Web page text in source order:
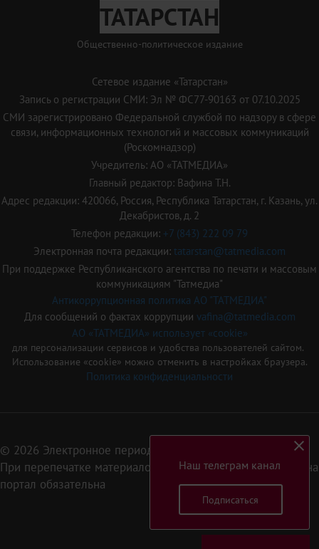
ТАТАРСТАН
Общественно-политическое издание
Сетевое издание «Татарстан»
Запись о регистрации СМИ: Эл № ФС77-90163 от 07.10.2025
СМИ зарегистрировано Федеральной службой по надзору в сфере
связи, информационных технологий и массовых коммуникаций
(Роскомнадзор)
Учредитель: АО «ТАТМЕДИА»
Главный редактор: Вафина Т.Н.
Адрес редакции: 420066, Россия, Республика Татарстан, г. Казань, ул.
Декабристов, д. 2
Телефон редакции: +7 (843) 222 09 79
Электронная почта редакции: tatarstan@tatmedia.com
При поддержке Республиканского агентства по печати и массовым
коммуникациям "Татмедиа"
Антикоррупционная политика АО "ТАТМЕДИА"
Для сообщений о фактах коррупции vafina@tatmedia.com
АО «ТАТМЕДИА» использует «cookie»
для персонализации сервисов и удобства пользователей сайтом.
Использование «cookie» можно отменить в настройках браузера.
Политика конфиденциальности
© 2026 Электронное периодическое издание «Татарстан»
При перепечатке материалов или их фрагментов ссылка на
портал обязательна
Наш телеграм канал
Подписаться